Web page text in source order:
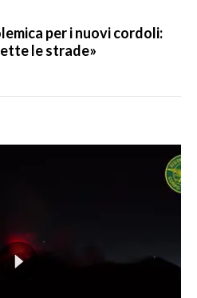
per i nuovi cordoli:
le strade»